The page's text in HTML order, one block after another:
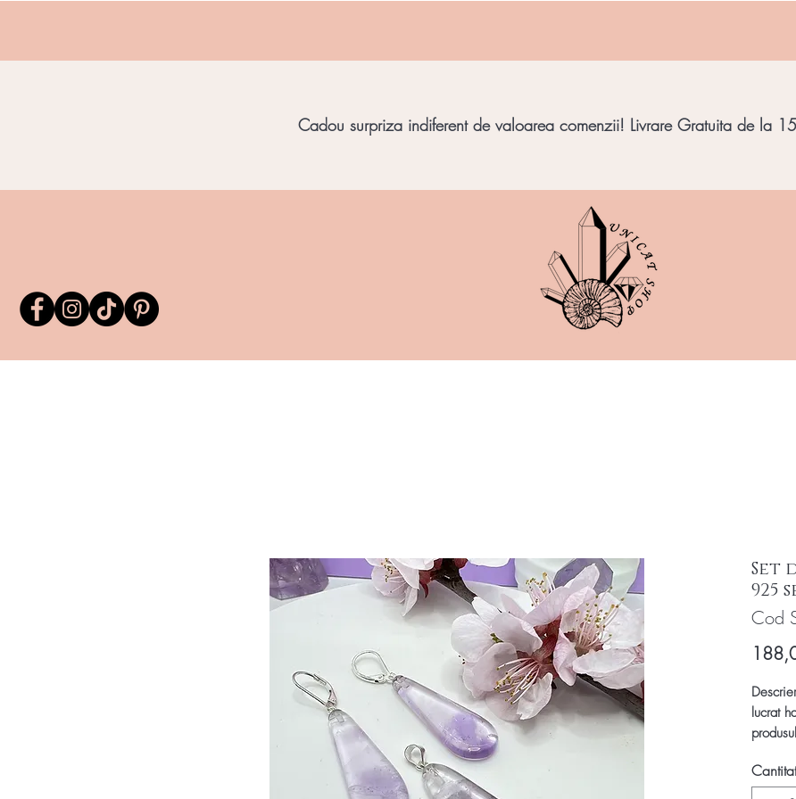
Cadou surpriza indiferent de valoarea comenzii! Livrare Gratuita de la
Set
925
Cod
lucrat
925.
calitate!